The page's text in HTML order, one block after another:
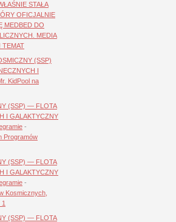
STAŁA
OFICJALNIE
MEDBED DO
MEDIA
TEMAT
(SSP)
I
KidPool na
(SSP) — FLOTA
I GALAKTYCZNY
-
Programów
(SSP) — FLOTA
I GALAKTYCZNY
-
Kosmicznych,
(SSP) — FLOTA